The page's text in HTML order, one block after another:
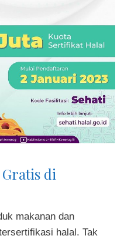
di
makanan dan
halal. Tak